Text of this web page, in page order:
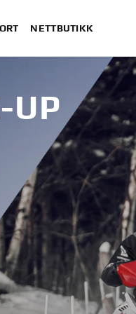
NETTBUTIKK
UP